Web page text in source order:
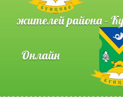
жителей района -
Онлайн